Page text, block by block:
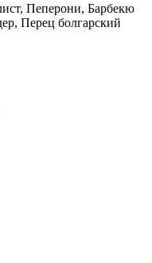
Пеперони, Барбекю
Перец болгарский